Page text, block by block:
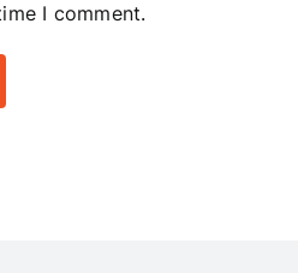
I comment.